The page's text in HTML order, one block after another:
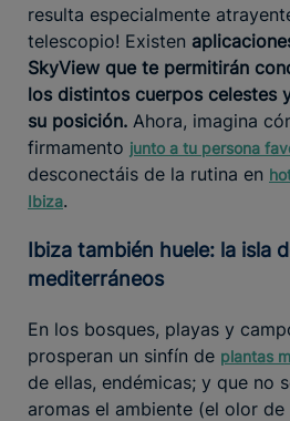
resulta especialmente
telescopio! Existen
SkyView que te permitirán
los distintos cuerpos celestes
su posición. Ahora, imagina
firmamento junto a tu persona
desconectáis de la rutina en
Ibiza.
Ibiza también huele: la isla de los aromas
mediterráneos
En los bosques, playas y
prosperan un sinfín de plantas
de ellas, endémicas; y que no
aromas el ambiente (el olor de